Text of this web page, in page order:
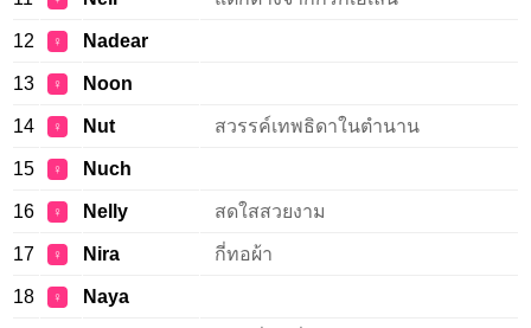
12 ♀ Nadear
13 ♀ Noon
14 ♀ Nut สวรรค์เทพธิดาในตำนาน
15 ♀ Nuch
16 ♀ Nelly สดใสสวยงาม
17 ♀ Nira กี่ทอผ้า
18 ♀ Naya